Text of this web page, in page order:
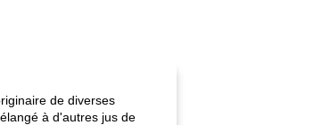
de diverses
à d'autres jus de